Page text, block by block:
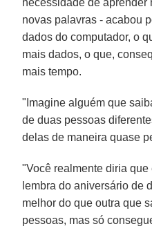
novas palavras - acabou
dados do computador, o
mais dados, o que,
mais tempo.
"Imagine alguém que
de duas pessoas
delas de maneira quase
"Você realmente diria
lembra do aniversário de
melhor do que outra que
pessoas, mas só